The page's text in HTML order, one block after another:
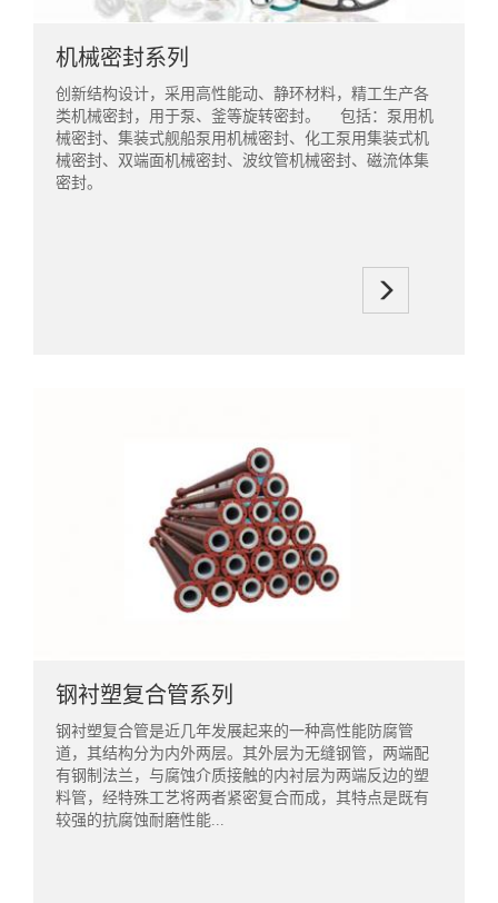
机械密封系列
创新结构设计，采用高性能动、静环材料，精工生产各
类机械密封，用于泵、釜等旋转密封。 包括：泵用机
械密封、集装式舰船泵用机械密封、化工泵用集装式机
械密封、双端面机械密封、波纹管机械密封、磁流体集
密封。
钢衬塑复合管系列
钢衬塑复合管是近几年发展起来的一种高性能防腐管
道，其结构分为内外两层。其外层为无缝钢管，两端配
有钢制法兰，与腐蚀介质接触的内衬层为两端反边的塑
料管，经特殊工艺将两者紧密复合而成，其特点是既有
较强的抗腐蚀耐磨性能...